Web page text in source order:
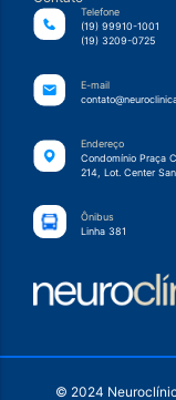
Telefone
(19) 99910-1001
(19) 3209-0725
E-mail
Endereço
Condomínio Praça
214, Lot. Center
Ônibus
Linha 381
© 2024